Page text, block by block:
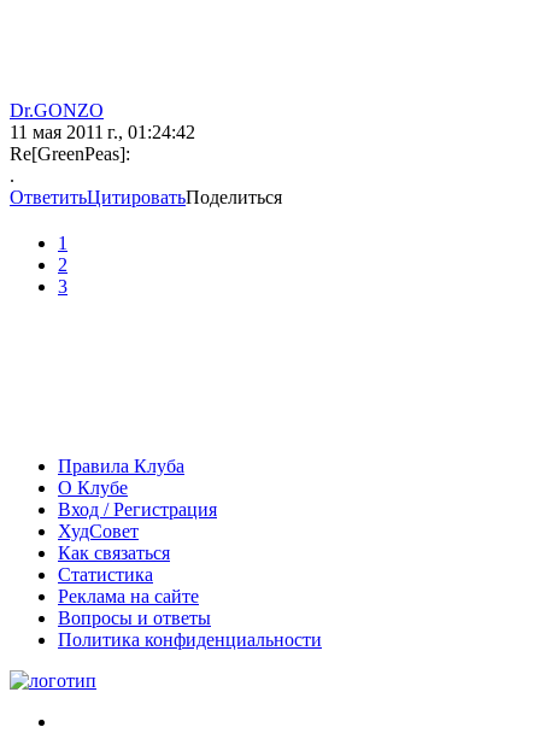
Dr.GONZO
11 мая 2011 г., 01:24:42
Re[GreenPeas]:
.
ОтветитьЦитироватьПоделиться
1
2
3
Правила Клуба
О Клубе
Вход / Регистрация
ХудСовет
Как связаться
Статистика
Реклама на сайте
Вопросы и ответы
Политика конфиденциальности